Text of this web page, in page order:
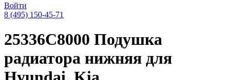
Войти
8 (495) 150-45-71
25336C8000 Подушка
радиатора нижняя для